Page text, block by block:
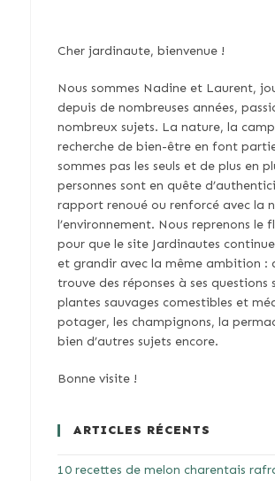
Cher jardinaute, bienvenue !
Nous sommes Nadine et Laurent,
depuis de nombreuses années,
nombreux sujets. La nature, la
recherche de bien-être en font
sommes pas les seuls et de plus en
personnes sont en quête
rapport renoué ou renforcé avec la
l’environnement. Nous reprenons le
pour que le site Jardinautes
et grandir avec la même ambition :
trouve des réponses à ses questions
plantes sauvages comestibles et
potager, les champignons, la
bien d’autres sujets encore.
Bonne visite !
ARTICLES RÉCENTS
10 recettes de melon charentais